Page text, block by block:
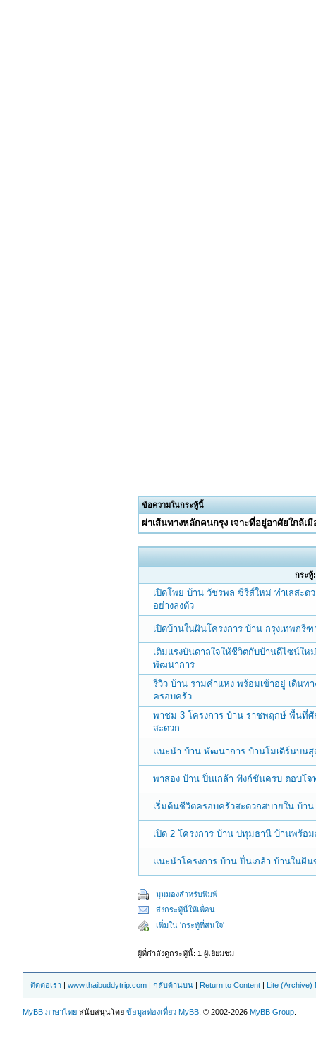
ข้อความในกระทู้นี้
ผ่าเส้นทางหลักคนกรุง เจาะที่อยู่อาศัยใกล้เ
กระทู้:
เปิดโพย บ้าน วัชรพล ซีรีส์ใหม่ ทำเลสะ
อย่างลงตัว
เปิดบ้านในฝันโครงการ บ้าน กรุงเทพก
เติมแรงบันดาลใจให้ชีวิตกับบ้านดีไซน์ใ
พัฒนาการ
รีวิว บ้าน รามคำแหง พร้อมเข้าอยู่ เดินท
ครอบครัว
พาชม 3 โครงการ บ้าน ราชพฤกษ์ พื้นที่
สะดวก
แนะนำ บ้าน พัฒนาการ บ้านโมเดิร์นบน
พาส่อง บ้าน ปิ่นเกล้า ฟังก์ชันครบ ตอบโ
เริ่มต้นชีวิตครอบครัวสะดวกสบายใน บ้า
เปิด 2 โครงการ บ้าน ปทุมธานี บ้านพร้อ
แนะนำโครงการ บ้าน ปิ่นเกล้า บ้านในฝั
มุมมองสำหรับพิมพ์
ส่งกระทู้นี้ให้เพื่อน
เพิ่มใน 'กระทู้ที่สนใจ'
ผู้ที่กำลังดูกระทู้นี้: 1 ผู้เยี่ยมชม
ติดต่อเรา |www.thaibuddytrip.com |กลับด้านบน | Return to Content | Lite (Archive)
MyBB ภาษาไทย สนับสนุนโดยข้อมูลท่องเที่ยว MyBB , © 2002-2026MyBB Group